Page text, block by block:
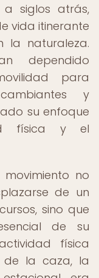
siglos atrás,
vida itinerante
la naturaleza.
dependido
para
y
su enfoque
física y el
no
de un
sino que
de su
física
de la caza, la